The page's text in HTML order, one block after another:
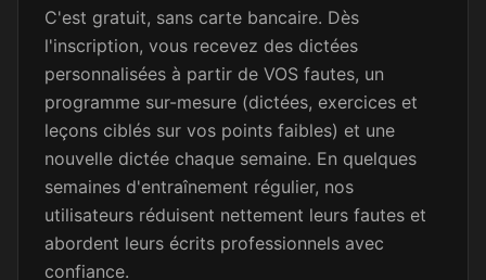
Efficace pour s'améliorer... je
m'entraîne tous les jours.
B Betty
Attachée territoriale
Je viens de faire une de vos
dictées, c'est vraiment très
C'est gratuit, sans carte bancaire. Dès
l'inscription, vous recevez des dictées
personnalisées à partir de VOS fautes, un
programme sur-mesure (dictées, exercices et
leçons ciblés sur vos points faibles) et une
nouvelle dictée chaque semaine. En quelques
semaines d'entraînement régulier, nos
utilisateurs réduisent nettement leurs fautes et
abordent leurs écrits professionnels avec
confiance.